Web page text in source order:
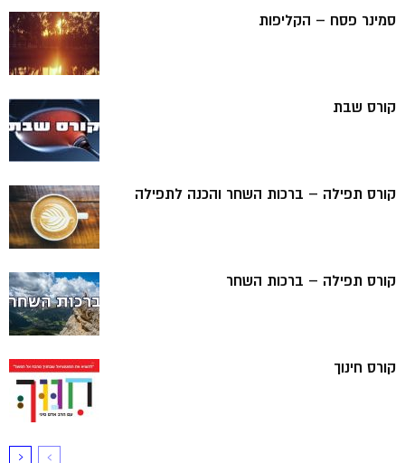
סמינר פסח – הקליפות
קורס שבת
קורס תפילה – ברכות השחר והכנה לתפילה
קורס תפילה – ברכות השחר
קורס חינוך